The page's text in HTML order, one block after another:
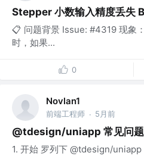
Stepper 小数输入精度丢失
📋 问题背景 Issue: #4319 现象
时，如果...
0
Novlan1
前端工程师 · 5月前
@tdesign/uniapp 常见问题
1. 开始 罗列下 @tdesign/